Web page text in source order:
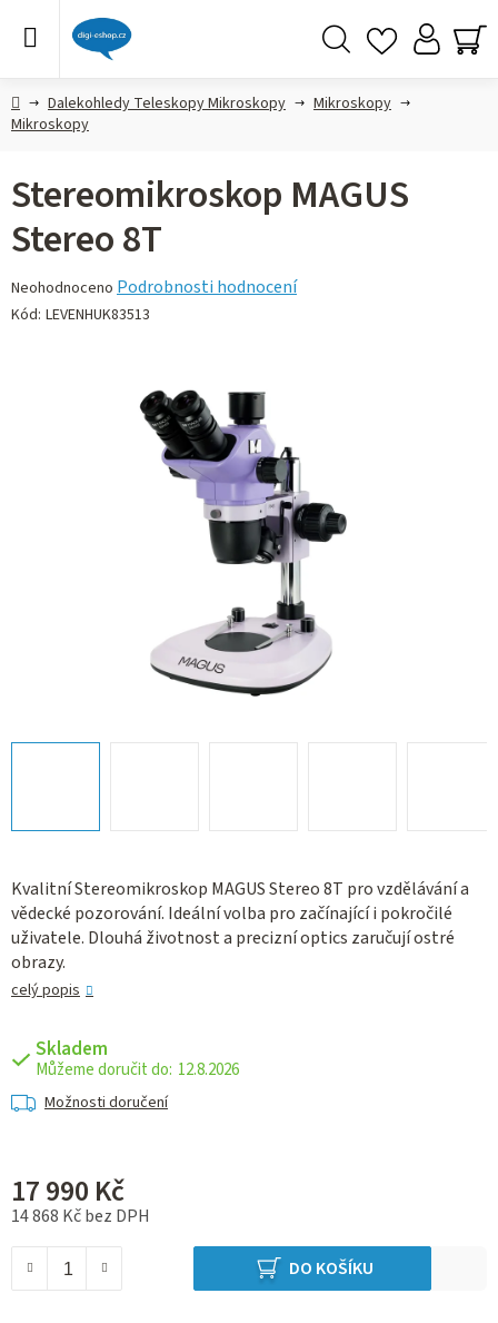
DomůDalekohledy Teleskopy Mikroskopy
Mikroskopy
Mikroskopy
Kvalitní Stereomikroskop MAGUS Stereo 8T pro vzdělávání a
vědecké pozorování. Ideální volba pro začínající i pokročilé
uživatele. Dlouhá životnost a precizní optics zaručují ostré
obrazy.
celý popis
Skladem
12.8.2026
Možnosti doručení
17 990 Kč
14 868 Kč bez DPH
DO KOŠÍKU
Stereomikroskop MAGUS
Stereo 8T
Průměrné
hodnocení
Neohodnoceno Podrobnosti hodnocení
Kód: LEVENHUK83513